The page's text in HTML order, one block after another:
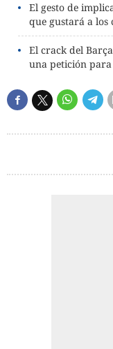
El gesto de
que gustará a los
El crack del
una petición